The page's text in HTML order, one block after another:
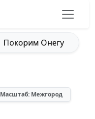
Покорим Онегу
Масштаб: Межгород